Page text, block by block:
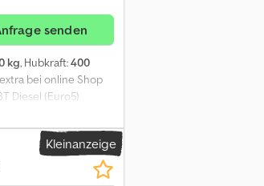
senden
kg, Hubkraft:400
bei online Shop
Diesel (Euro5)
0,06m³ 2490mm
Kleinanzeige